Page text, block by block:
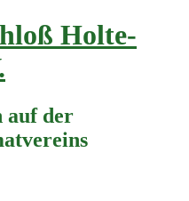
Holte-
auf der